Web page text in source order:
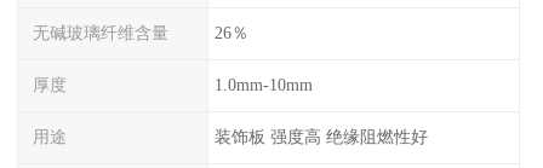
无碱玻璃纤维含量 26％
厚度 1.0mm-10mm
用途 装饰板 强度高 绝缘阻燃性好